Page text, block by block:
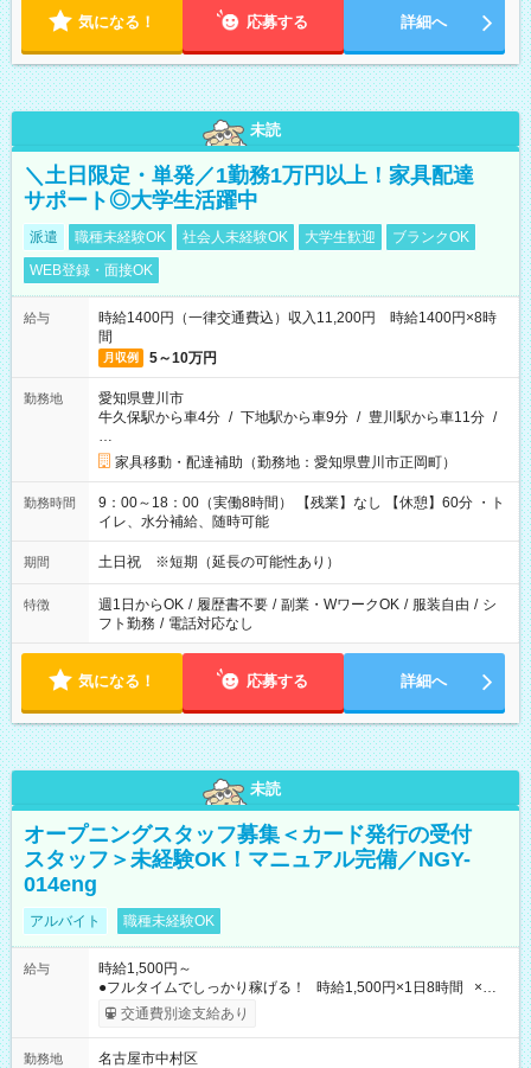
気になる！ 応募する 詳細へ
未読
＼土日限定・単発／1勤務1万円以上！家具配達
サポート◎大学生活躍中
派遣 職種未経験OK 社会人未経験OK 大学生歓迎
ブランクOK
WEB登録・面接OK
給与
時給1400円（一律交通費込）収入11,200円 時給1400円×8時
間
月収例 5～10万円
勤務地
愛知県豊川市
牛久保駅から車4分 / 下地駅から車9分 / 豊川駅から車11分 /
…
家具移動・配達補助（勤務地：愛知県豊川市正岡町）
勤務時間
9：00～18：00（実働8時間） 【残業】なし 【休憩】60分 ・ト
イレ、水分補給、随時可能
期間 土日祝 ※短期（延長の可能性あり）
特徴 週1日からOK / 履歴書不要 / 副業・WワークOK / 服装自由 / シ
フト勤務 / 電話対応なし
気になる！ 応募する 詳細へ
未読
オープニングスタッフ募集＜カード発行の受付
スタッフ＞未経験OK！マニュアル完備／NGY-
014eng
アルバイト 職種未経験OK
給与
時給1,500円～
●フルタイムでしっかり稼げる！ 時給1,500円×1日8時間 ×週5
日勤務 ＝1日あたり 12,000円 ×22日勤務 ＝月収例 264,000円
【試用期間】試用期間なし
交通費別途支給あり
勤務地
名古屋市中村区